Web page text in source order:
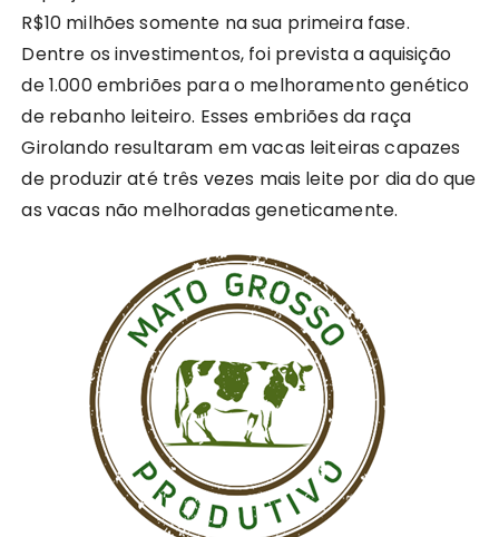
R$10 milhões somente na sua primeira fase.
Dentre os investimentos, foi prevista a aquisição
de 1.000 embriões para o melhoramento genético
de rebanho leiteiro. Esses embriões da raça
Girolando resultaram em vacas leiteiras capazes
de produzir até três vezes mais leite por dia do que
as vacas não melhoradas geneticamente.